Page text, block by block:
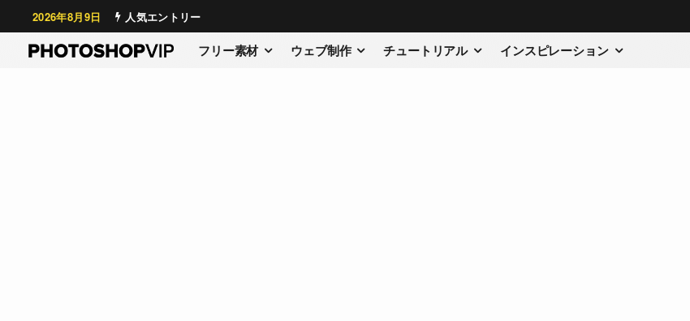
2026年8月9日 人気エントリー
フリー素材 ウェブ制作 チュートリアル インスピレーション